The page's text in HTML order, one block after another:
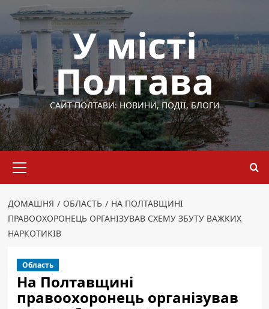
Перейти
вмісту
У місті
Полтава
САЙТ ПОЛТАВИ: НОВИНИ, ПОДІЇ, БЛОГИ
меню
ДОМАШНЯ ОБЛАСТЬ
НА ПОЛТАВЩИНІ
ПРАВООХОРОНЕЦЬ ОРГАНІЗУВАВ СХЕМУ ЗБУТУ ВАЖКИХ
НАРКОТИКІВ
Область
На Полтавщині
правоохоронець організував